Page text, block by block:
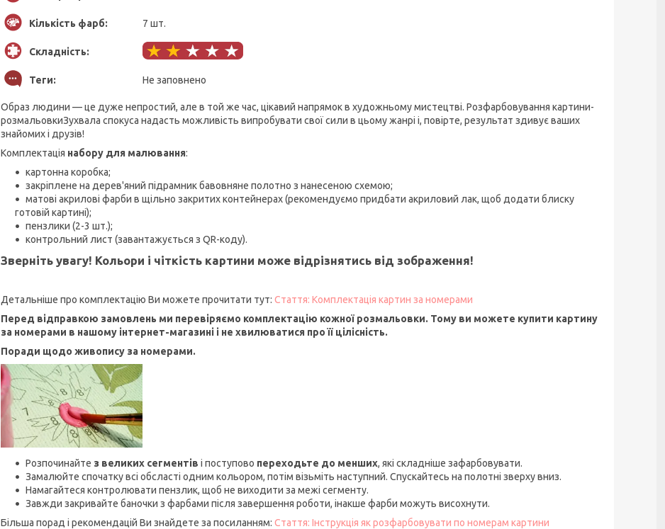
Кількість фарб: 7 шт.
Складність:
Теги: Не заповнено
Образ людини — це дуже непростий, але в той же час, цікавий напрямок в художньому мистецтві. Розфарбовування картини-
розмальовкиЗухвала спокуса надасть можливість випробувати свої сили в цьому жанрі і, повірте, результат здивує ваших
знайомих і друзів!
Комплектація набору для малювання:
картонна коробка;
закріплене на дерев'яний підрамник бавовняне полотно з нанесеною схемою;
матові акрилові фарби в щільно закритих контейнерах (рекомендуємо придбати акриловий лак, щоб додати блиску
готовій картині);
пензлики (2-3 шт.);
контрольний лист (завантажується з QR-коду).
Зверніть увагу! Кольори і чіткість картини може відрізнятись від зображення!
Детальніше про комплектацію Ви можете прочитати тут: Стаття: Комплектація картин за номерами
Перед відправкою замовлень ми перевіряємо комплектацію кожної розмальовки. Тому ви можете купити картину
за номерами в нашому інтернет-магазині і не хвилюватися про її цілісність.
Поради щодо живопису за номерами.
Розпочинайте з великих сегментів і поступово переходьте до менших, які складніше зафарбовувати.
Замалюйте спочатку всі обсласті одним кольором, потім візьміть наступний. Спускайтесь на полотні зверху вниз.
Намагайтеся контролювати пензлик, щоб не виходити за межі сегменту.
Завжди закривайте баночки з фарбами після завершення роботи, інакше фарби можуть висохнути.
Більша порад і рекомендацій Ви знайдете за посиланням: Стаття: Інструкція як розфарбовувати по номерам картини